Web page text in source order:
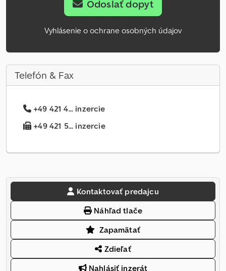
Odoslať dopyt
Vyhlásenie o ochrane osobných údajov
Telefón & Fax
+49 421 4... inzercie
+49 421 5... inzercie
Kontaktovať predajcu
Náhľad tlače
Zapamätať
Zdieľať
Nahlásiť inzerát